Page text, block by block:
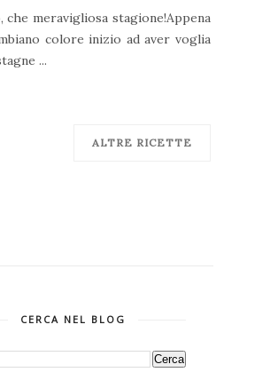
che meravigliosa stagione!Appena
colore inizio ad aver voglia
...
ALTRE RICETTE
CERCA NEL BLOG